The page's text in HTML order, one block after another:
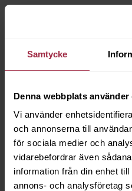
Samtycke
Denna webbplats använder
Vi använder
och annonserna till
för sociala medier och
vidarebefordrar även
information från din enhet
annons- och analysföretag